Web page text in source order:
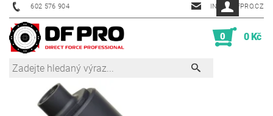
602 576 904 INFO@DFPRO.CZ
0 0 Kč